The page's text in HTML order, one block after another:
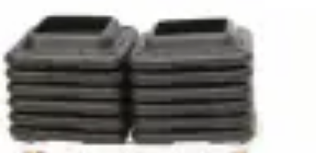
Coaching Training
Évaluation et MéthodesCoaching TrainingTechniques de
CoachingCoaching PersonnelCompétences
Coaching Training